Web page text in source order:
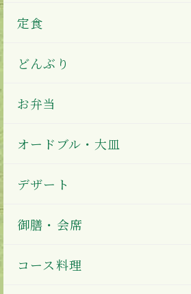
定食
どんぶり
お弁当
オードブル・大皿
デザート
御膳・会席
コース料理